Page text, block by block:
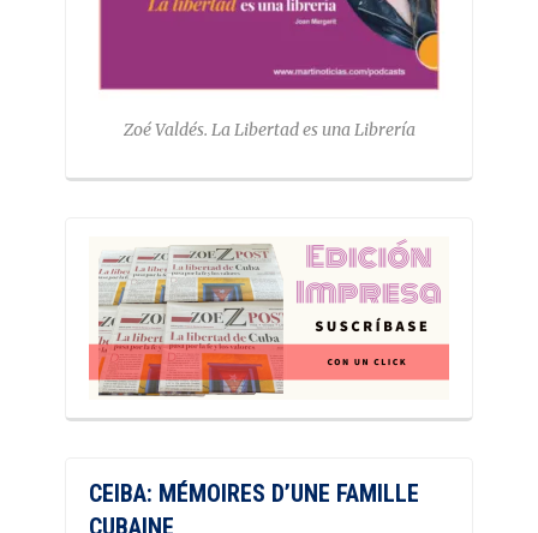
Zoé Valdés. La Libertad es una Librería
CEIBA: MÉMOIRES D’UNE FAMILLE